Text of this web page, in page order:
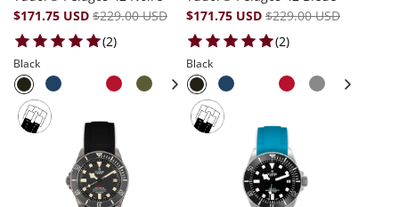
$171.75 USD $229.00 USD
(2)2 total reviews
Black
$171.75 USD $229.00 USD
(2)2 total reviews
Black